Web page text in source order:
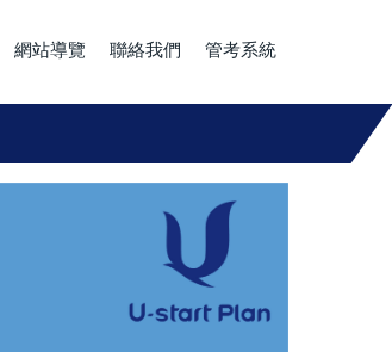
網站導覽 聯絡我們 管考系統